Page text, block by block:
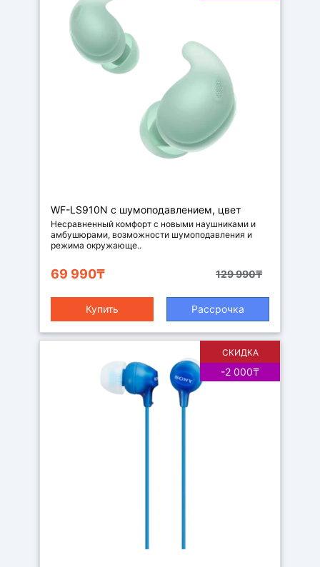
Наушники
WF-LS910N с шумоподавлением, цвет
зеленый
Несравненный комфорт с новыми наушниками и
амбушюрами, возможности шумоподавления и
режима окружающе..
129 990₸
69 990₸
Купить Рассрочка
СКИДКА
-2 000₸